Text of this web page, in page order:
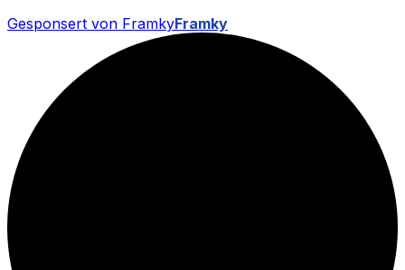
Gesponsert von FramkyFramky